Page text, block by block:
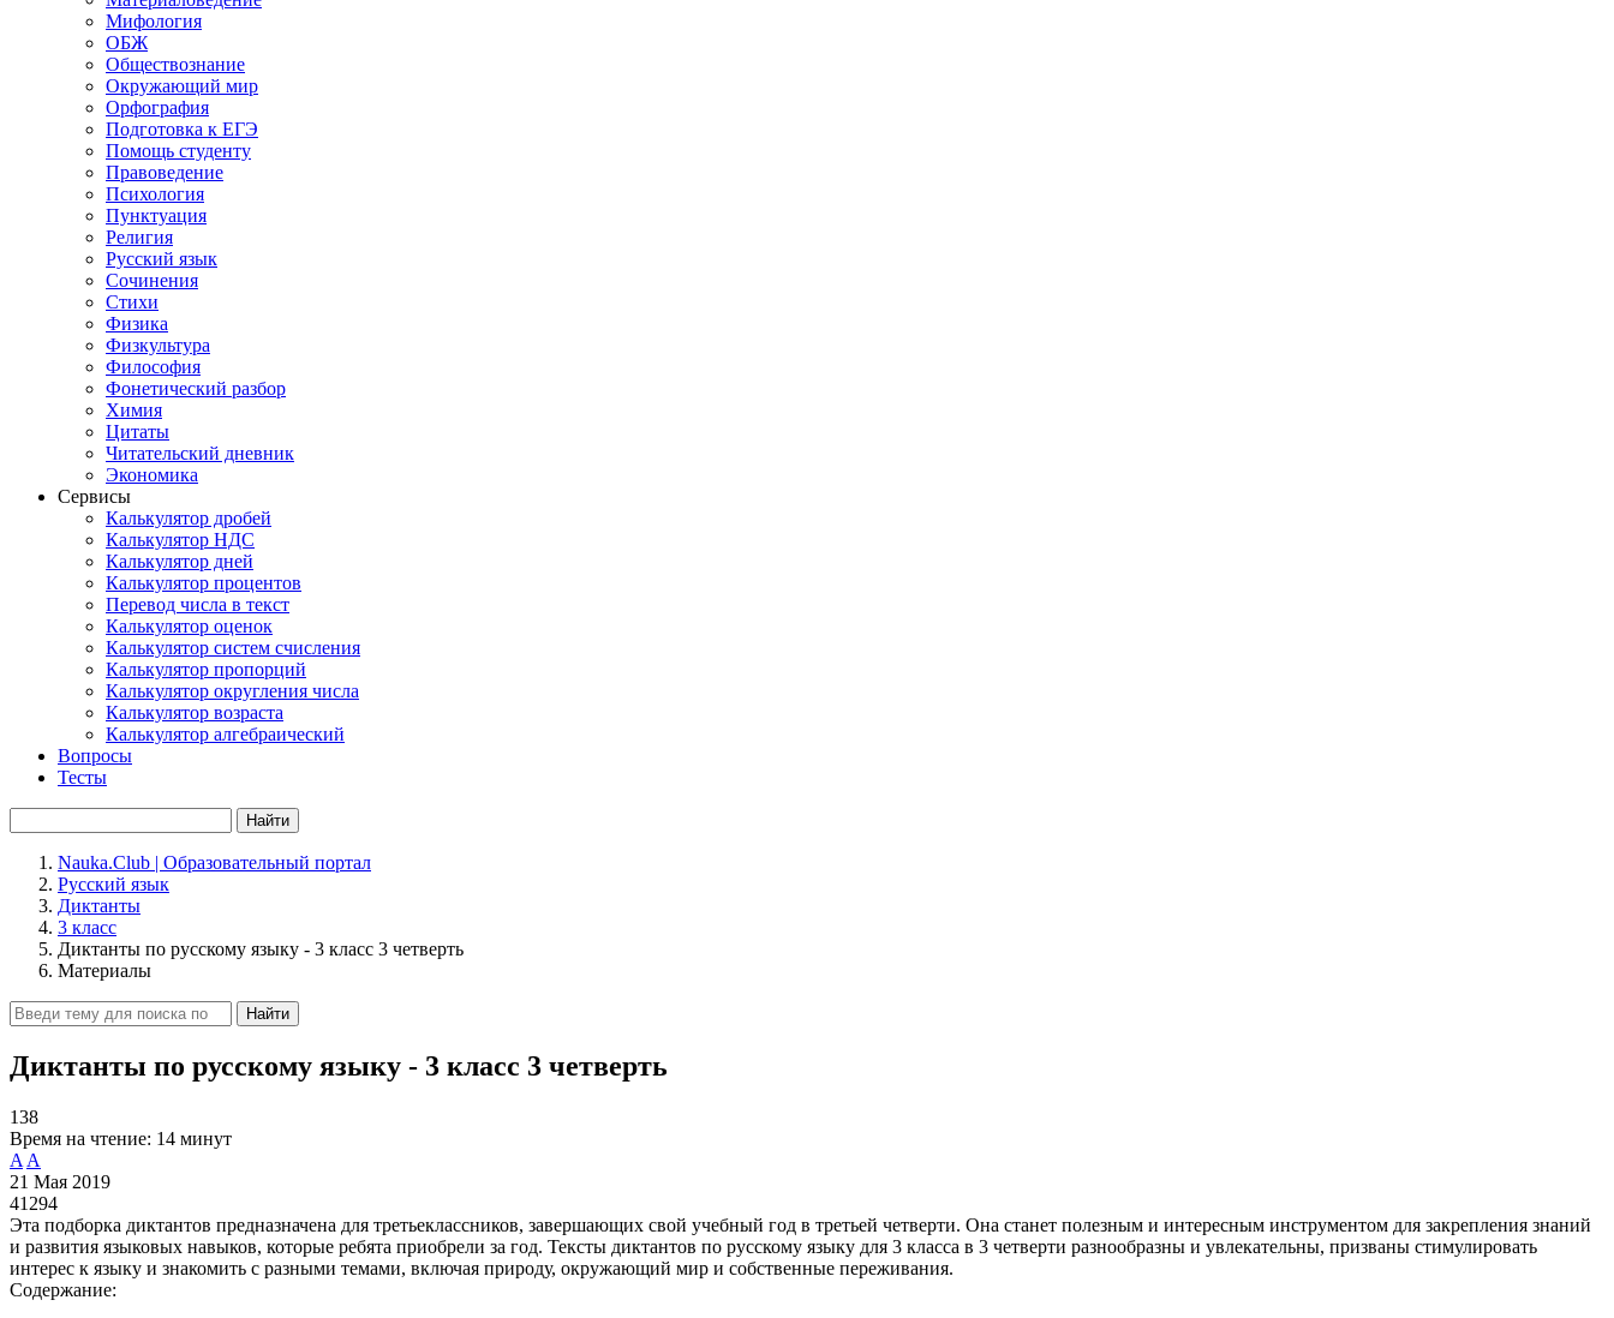
Мифология
ОБЖ
Обществознание
Окружающий мир
Орфография
Подготовка к ЕГЭ
Помощь студенту
Правоведение
Психология
Пунктуация
Религия
Русский язык
Сочинения
Стихи
Физика
Физкультура
Философия
Фонетический разбор
Химия
Цитаты
Читательский дневник
Экономика
Сервисы
Калькулятор дробей
Калькулятор НДС
Калькулятор дней
Калькулятор процентов
Перевод числа в текст
Калькулятор оценок
Калькулятор систем счисления
Калькулятор пропорций
Калькулятор округления числа
Калькулятор возраста
Калькулятор алгебраический
Вопросы
Тесты
Найти
Nauka.Club | Образовательный портал
Русский язык
Диктанты
3 класс
Диктанты по русскому языку - 3 класс 3 четверть
Материалы
Найти
Диктанты по русскому языку - 3 класс 3 четверть
138
Время на чтение: 14 минут
A A
21 Мая 2019
41294
Эта подборка диктантов предназначена для третьеклассников, завершающих свой учебный год в третьей четверти. Она станет полезным и интересным инструментом для закрепления знаний
и развития языковых навыков, которые ребята приобрели за год. Тексты диктантов по русскому языку для 3 класса в 3 четверти разнообразны и увлекательны, призваны стимулировать
интерес к языку и знакомить с разными темами, включая природу, окружающий мир и собственные переживания.
Содержание: